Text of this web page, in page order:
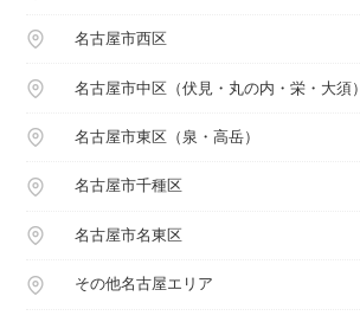
名古屋市西区
名古屋市中区（伏見・丸の内・栄・大須）
名古屋市東区（泉・高岳）
名古屋市千種区
名古屋市名東区
その他名古屋エリア